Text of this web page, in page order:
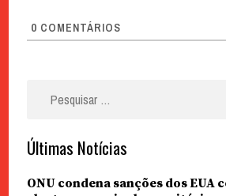
0 COMENTÁRIOS
Últimas Notícias
ONU condena sanções dos EUA